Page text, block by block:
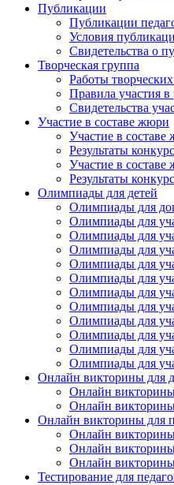
Публикации
Публикации
Условия
Свидетельства о
Творческая группа
Работы
Правила участия в
Свидетельства
Участие в составе жюри
Участие в составе
Результаты
Участие в составе
Результаты
Олимпиады для детей
Олимпиады для
Олимпиады для
Олимпиады для
Олимпиады для
Олимпиады для
Олимпиады для
Олимпиады для
Олимпиады для
Олимпиады для
Олимпиады для
Олимпиады для
Олимпиады для
Онлайн викторины для
Онлайн
Онлайн
Онлайн викторины для
Онлайн викторины
Онлайн викторины
Онлайн
Тестирование для